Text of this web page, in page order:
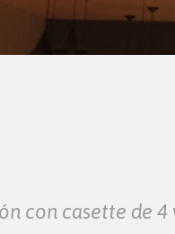
con casette de 4